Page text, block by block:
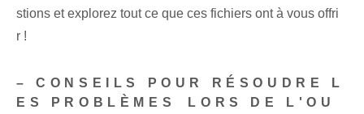
stions et explorez tout ce que ces fichiers ont à vous offri
r !
– CONSEILS​ POUR RÉSOUDRE L
ES PROBLÈMES⁢ LORS DE L'OU